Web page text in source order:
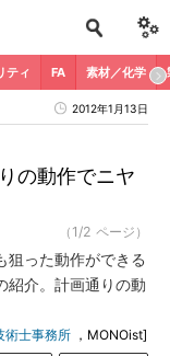
ティ FA 素材／化学
2012年1月13日
の動作でニヤ
（1/2 ページ）
狙った動作ができる
紹介。計画通りの動
士事務所 ，MONOist]